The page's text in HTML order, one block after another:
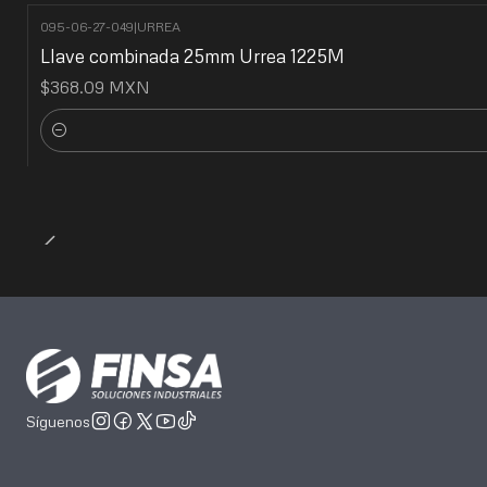
095-06-27-049|URREA
Llave combinada 25mm Urrea 1225M
$368.09 MXN
Cantidad
Síguenos